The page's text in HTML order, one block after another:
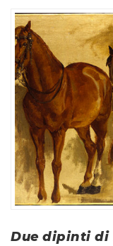
Due dipinti di